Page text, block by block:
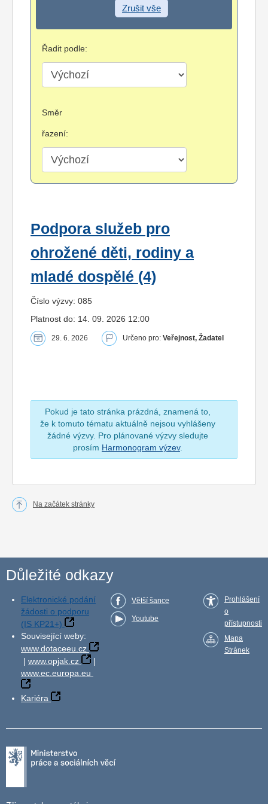
Zrušit vše
Řadit podle:
Směr
řazení:
Podpora služeb pro
ohrožené děti, rodiny a
mladé dospělé (4)
Číslo výzvy: 085
Platnost do: 14. 09. 2026 12:00
29. 6. 2026 Určeno pro: Veřejnost, Žadatel
Pokud je tato stránka prázdná, znamená to,
že k tomuto tématu aktuálně nejsou vyhlášeny
žádné výzvy. Pro plánované výzvy sledujte
prosím Harmonogram výzev.
Na začátek stránky
Důležité odkazy
Elektronické podání
žádosti o podporu
(IS KP21+)
Související weby:
www.dotaceeu.cz
| www.opjak.cz
|
www.ec.europa.eu
Kariéra
Větší šance
Youtube
Prohlášení
o
přístupnosti
Mapa
Stránek